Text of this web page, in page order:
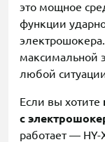
это мощное
функции
максимальной
любой
Если вы хотите
с
работает — HY-